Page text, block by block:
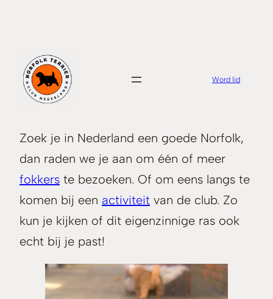
inhoud
Word lid
Zoek je in Nederland een goede Norfolk,
dan raden we je aan om één of meer
fokkers te bezoeken. Of om eens langs te
komen bij een activiteit van de club. Zo
kun je kijken of dit eigenzinnige ras ook
echt bij je past!